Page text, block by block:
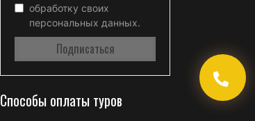
обработку своих
персональных данных.
Способы оплаты туров